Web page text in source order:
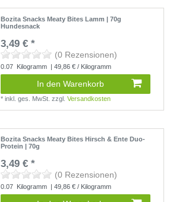
Bozita Snacks Meaty Bites Lamm | 70g
Hundesnack
3,49 € *
(0 Rezensionen)
0.07 Kilogramm | 49,86 € / Kilogramm
In den Warenkorb
*inkl. ges. MwSt. zzgl.Versandkosten
Bozita Snacks Meaty Bites Hirsch & Ente Duo-
Protein | 70g
3,49 € *
(0 Rezensionen)
0.07 Kilogramm | 49,86 € / Kilogramm